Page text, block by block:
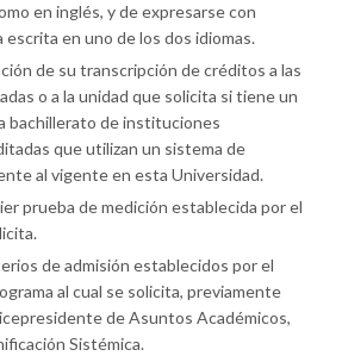
en inglés, y de expresarse con
en uno de los dos idiomas.
de su transcripción de créditos a las
o a la unidad que solicita si tiene un
bachillerato de instituciones
que utilizan un sistema de
al vigente en esta Universidad.
prueba de medición establecida por el
de admisión establecidos por el
al cual se solicita, previamente
de Asuntos Académicos,
Sistémica.